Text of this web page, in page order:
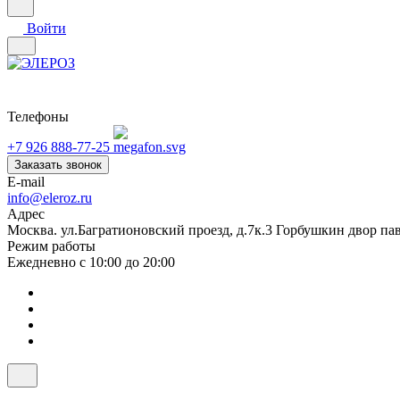
Войти
Телефоны
+7 926 888-77-25
Заказать звонок
E-mail
info@eleroz.ru
Адрес
Москва. ул.Багратионовский проезд, д.7к.3 Горбушкин двор
Режим работы
Ежедневно с 10:00 до 20:00